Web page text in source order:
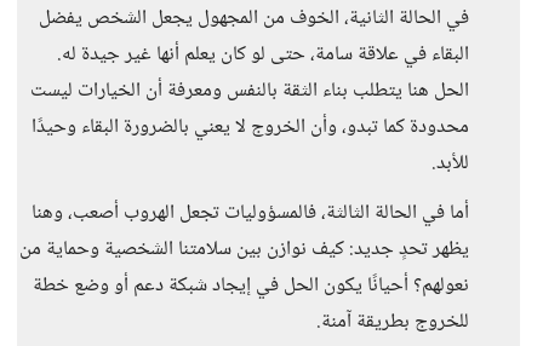
في الحالة الثانية، الخوف من المجهول يجعل الشخص يفضل
البقاء في علاقة سامة، حتى لو كان يعلم أنها غير جيدة له.
الحل هنا يتطلب بناء الثقة بالنفس ومعرفة أن الخيارات ليست
محدودة كما تبدو، وأن الخروج لا يعني بالضرورة البقاء وحيدًا
للأبد.
أما في الحالة الثالثة، فالمسؤوليات تجعل الهروب أصعب، وهنا
يظهر تحدٍ جديد: كيف نوازن بين سلامتنا الشخصية وحماية من
نعولهم؟ أحيانًا يكون الحل في إيجاد شبكة دعم أو وضع خطة
للخروج بطريقة آمنة.